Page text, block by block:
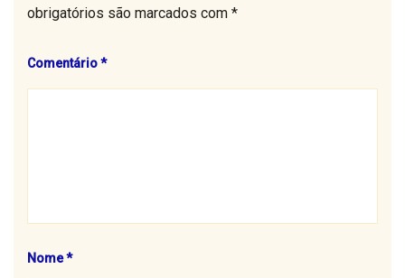
obrigatórios são marcados com *
Comentário*
Nome*